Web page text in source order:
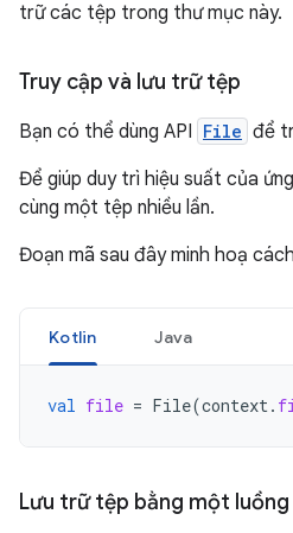
trữ các tệp trong thư mục này.
Truy cập và lưu trữ tệp
Bạn có thể dùng API File để
Để giúp duy trì hiệu suất của
cùng một tệp nhiều lần.
Đoạn mã sau đây minh hoạ
Kotlin Java
val file = File(context.
Lưu trữ tệp bằng một luồng